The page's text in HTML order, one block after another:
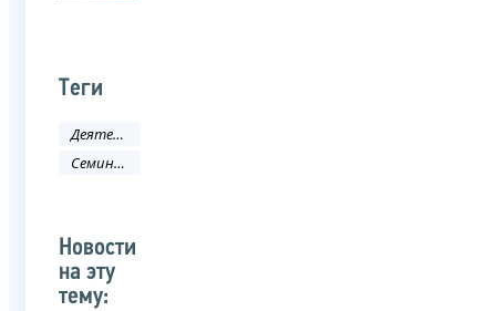
Теги
Деятельность ФНС
Семинар
Новости
на эту
тему: